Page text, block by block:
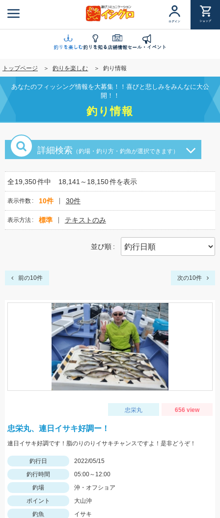
ン
に
移
動
ログイン ショップ
釣りを楽しむ釣りを知る店舗情報セール・イベント
トップページ 釣りを楽しむ 釣り情報
あなたのフィッシング情報を大募集！！喜びと悲しみをみんなに大公
開！！
釣り情報
詳細検索 （釣場・釣り方・釣魚が選択できます）
全19,350件中 18,141～18,150件を表示
表示件数 10件 30件
表示方法 標準 テキストのみ
並び順
前の10件 次の10件
忠栄丸 656 view
忠栄丸、連日イサキ好調ー！
連日イサキ好調です！脂のりのりイサキチャンスですよ！是非どうぞ！
釣行日
2022/05/15
釣行時間
05:00～12:00
釣場
沖・オフショア
ポイント
大山沖
釣魚
イサキ